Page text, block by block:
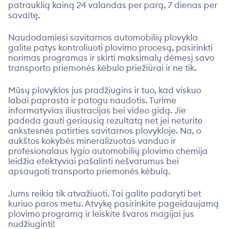
patrauklią kainą 24 valandas per parą, 7 dienas per
savaitę.
Naudodamiesi savitarnos automobilių plovykla
galite patys kontroliuoti plovimo procesą, pasirinkti
norimas programas ir skirti maksimalų dėmesį savo
transporto priemonės kėbulo priežiūrai ir ne tik.
Mūsų plovyklos jus pradžiugins ir tuo, kad viskuo
labai paprasta ir patogu naudotis. Turime
informatyvias iliustracijas bei video gidą. Jie
padeda gauti geriausią rezultatą net jei neturite
ankstesnės patirties savitarnos plovykloje. Na, o
aukštos kokybės mineralizuotas vanduo ir
profesionalaus lygio automobilių plovimo chemija
leidžia efektyviai pašalinti nešvarumus bei
apsaugoti transporto priemonės kėbulą.
Jums reikia tik atvažiuoti. Tai galite padaryti bet
kuriuo paros metu. Atvykę pasirinkite pageidaujamą
plovimo programą ir leiskite švaros magijai jus
nudžiuginti!